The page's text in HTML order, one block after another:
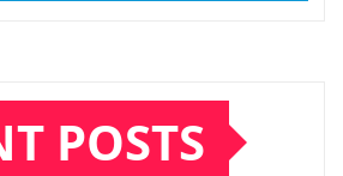
POSTS